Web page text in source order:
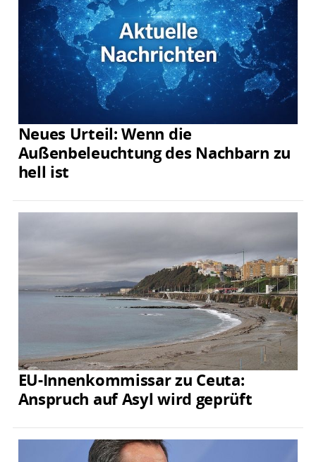
Neues Urteil: Wenn die
Außenbeleuchtung des Nachbarn zu
hell ist
EU-Innenkommissar zu Ceuta:
Anspruch auf Asyl wird geprüft